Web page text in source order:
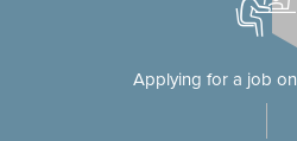
Applying for a job